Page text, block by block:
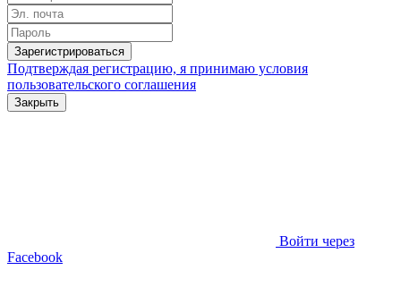
Зарегистрироваться
Подтверждая регистрацию, я принимаю условия
пользовательского соглашения
Закрыть
Войти через
Facebook